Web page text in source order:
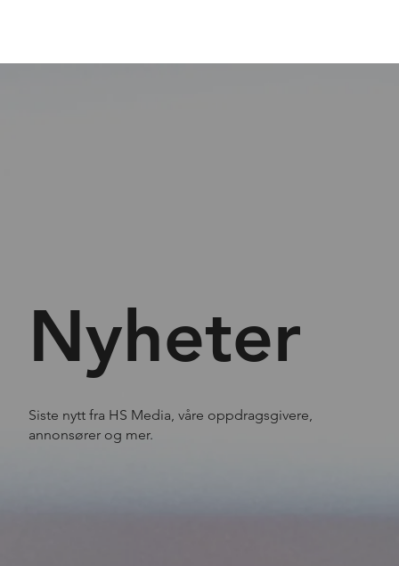
Nyheter
Siste nytt fra HS Media, våre oppdragsgivere,
annonsører og mer.